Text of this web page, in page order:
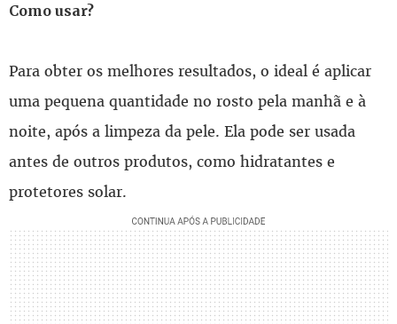
Como usar?
Para obter os melhores resultados, o ideal é aplicar
uma pequena quantidade no rosto pela manhã e à
noite, após a limpeza da pele. Ela pode ser usada
antes de outros produtos, como hidratantes e
protetores solar.